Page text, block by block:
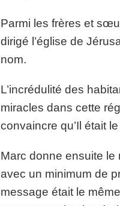
Parmi les frères et
dirigé l’église de
nom.
L’incrédulité des
miracles dans cette
convaincre qu’Il était
Marc donne ensuite le
avec un minimum de
message était le